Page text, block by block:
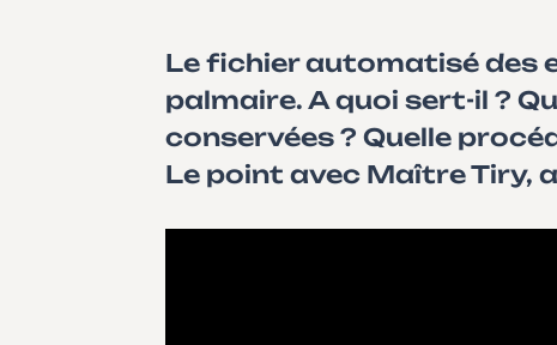
Le fichier automatisé des
palmaire. A quoi sert-il ?
conservées ? Quelle
Le point avec Maître Tiry,